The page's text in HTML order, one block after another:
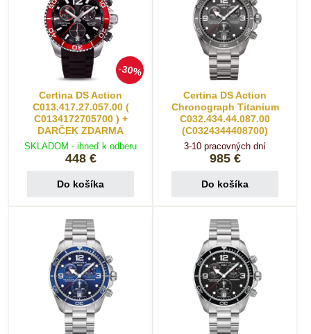
30%
Certina DS Action
C013.417.27.057.00 (
C0134172705700 ) +
DARČEK ZDARMA
SKLADOM - ihneď k odberu
448 €
Do košíka
Certina DS Action
Chronograph Titanium
C032.434.44.087.00
(C0324344408700)
3-10 pracovných dní
985 €
Do košíka